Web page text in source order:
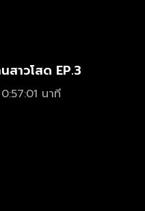
สาวโสด EP.3
0:57:01 นาที